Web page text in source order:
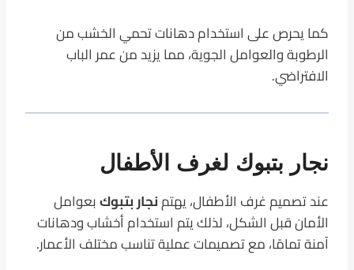
كما يحرص على استخدام دهانات تحمي الخشب من
الرطوبة والعوامل الجوية، مما يزيد من عمر الباب
الافتراضي.
نجار بتبوك لغرف الأطفال
عند تصميم غرف الأطفال، يهتمنجار بتبوكبعوامل
الأمان قبل الشكل، لذلك يتم استخدام أخشاب ودهانات
آمنة تمامًا، مع تصميمات عملية تناسب مختلف الأعمار.